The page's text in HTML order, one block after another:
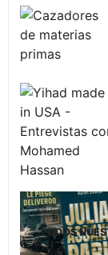
TODOS